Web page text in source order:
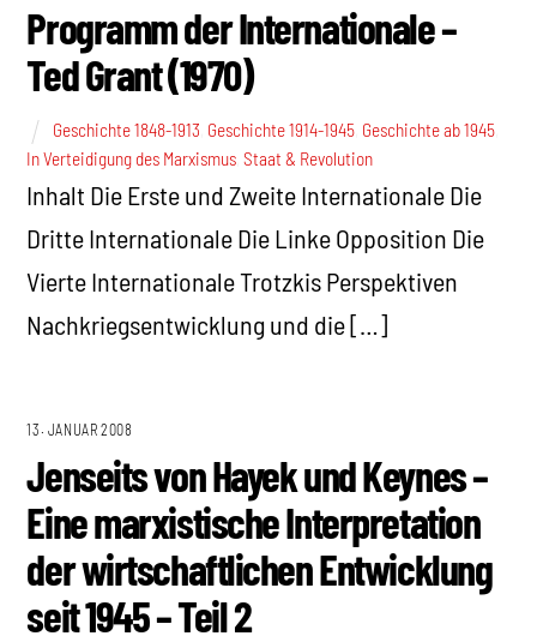
Programm der Internationale –
Ted Grant (1970)
Geschichte 1848-1913 Geschichte 1914-1945 Geschichte ab 1945
In Verteidigung des Marxismus ,Staat & Revolution
Inhalt Die Erste und Zweite Internationale Die
Dritte Internationale Die Linke Opposition Die
Vierte Internationale Trotzkis Perspektiven
Nachkriegsentwicklung und die […]
13. JANUAR 2008
Jenseits von Hayek und Keynes –
Eine marxistische Interpretation
der wirtschaftlichen Entwicklung
seit 1945 – Teil 2